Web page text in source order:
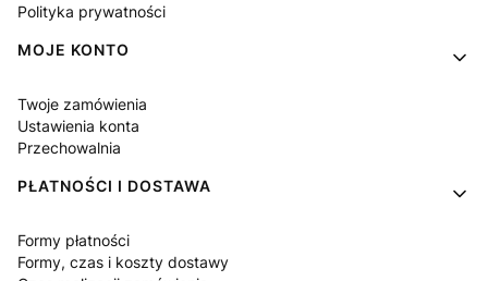
Polityka prywatności
MOJE KONTO
Twoje zamówienia
Ustawienia konta
Przechowalnia
PŁATNOŚCI I DOSTAWA
Formy płatności
Formy, czas i koszty dostawy